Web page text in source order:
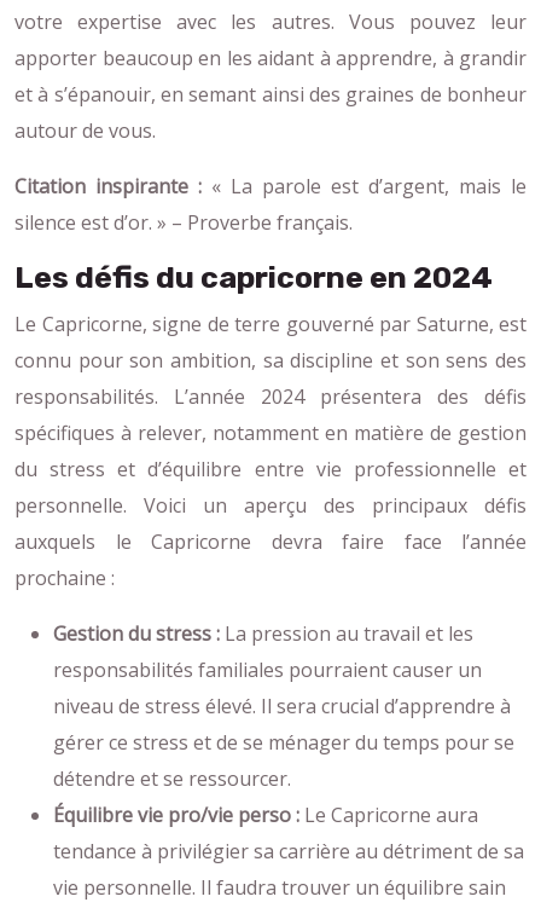
votre expertise avec les autres. Vous pouvez leur
apporter beaucoup en les aidant à apprendre, à grandir
et à s’épanouir, en semant ainsi des graines de bonheur
autour de vous.
Citation inspirante : « La parole est d’argent, mais le
silence est d’or. » – Proverbe français.
Les défis du capricorne en 2024
Le Capricorne, signe de terre gouverné par Saturne, est
connu pour son ambition, sa discipline et son sens des
responsabilités. L’année 2024 présentera des défis
spécifiques à relever, notamment en matière de gestion
du stress et d’équilibre entre vie professionnelle et
personnelle. Voici un aperçu des principaux défis
auxquels le Capricorne devra faire face l’année
prochaine :
Gestion du stress : La pression au travail et les
responsabilités familiales pourraient causer un
niveau de stress élevé. Il sera crucial d’apprendre à
gérer ce stress et de se ménager du temps pour se
détendre et se ressourcer.
Équilibre vie pro/vie perso : Le Capricorne aura
tendance à privilégier sa carrière au détriment de sa
vie personnelle. Il faudra trouver un équilibre sain